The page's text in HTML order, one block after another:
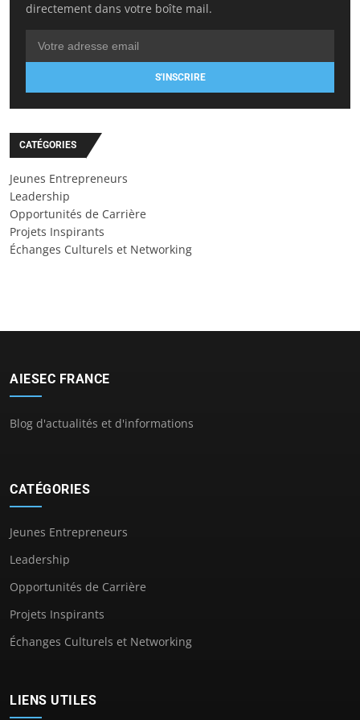
directement dans votre boîte mail.
S'INSCRIRE
CATÉGORIES
Jeunes Entrepreneurs
Leadership
Opportunités de Carrière
Projets Inspirants
Échanges Culturels et Networking
AIESEC FRANCE
Blog d'actualités et d'informations
CATÉGORIES
Jeunes Entrepreneurs
Leadership
Opportunités de Carrière
Projets Inspirants
Échanges Culturels et Networking
LIENS UTILES